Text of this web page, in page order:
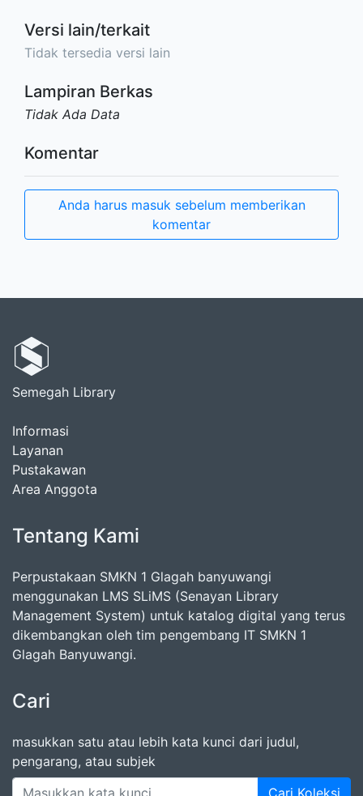
Versi lain/terkait
Tidak tersedia versi lain
Lampiran Berkas
Tidak Ada Data
Komentar
Anda harus masuk sebelum memberikan
komentar
Semegah Library
Informasi
Layanan
Pustakawan
Area Anggota
Tentang Kami
Perpustakaan SMKN 1 Glagah banyuwangi
menggunakan LMS SLiMS (Senayan Library
Management System) untuk katalog digital yang terus
dikembangkan oleh tim pengembang IT SMKN 1
Glagah Banyuwangi.
Cari
masukkan satu atau lebih kata kunci dari judul,
pengarang, atau subjek
Cari Koleksi